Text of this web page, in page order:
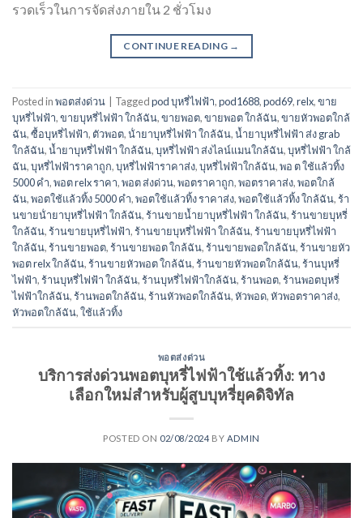
รวดเร็วในการจัดส่งภายใน 2 ชั่วโมง
CONTINUE READING →
Posted inพอตส่งด่วน Taggedpod บุหรี่ไฟฟ้า,pod1688,pod69,relx,ขาย
บุหรี่ไฟฟ้า,ขายบุหรี่ไฟฟ้า ใกล้ฉัน,ขายพอต,ขายพอต ใกล้ฉัน,ขายหัวพอตใกล้
ฉัน,ซื้อบุหรี่ไฟฟ้า, ตัวพอต,น้ํายาบุหรี่ไฟฟ้า ใกล้ฉัน,น้ำยาบุหรี่ไฟฟ้า ส่ง grab
ใกล้ฉัน,น้ำยาบุหรี่ไฟฟ้า ใกล้ฉัน,บุหรี่ไฟฟ้า ส่งไลน์แมนใกล้ฉัน,บุหรี่ไฟฟ้า ใกล้
ฉัน,บุหรี่ไฟฟ้าราคาถูก,บุหรี่ไฟฟ้าราคาส่ง,บุหรี่ไฟฟ้าใกล้ฉัน,พอ ต ใช้แล้วทิ้ง
5000 คํา,พอต relx ราคา,พอต ส่งด่วน,พอตราคาถูก,พอตราคาส่ง,พอตใกล้
ฉัน,พอตใช้แล้วทิ้ง 5000 คํา,พอตใช้แล้วทิ้ง ราคาส่ง,พอตใช้แล้วทิ้ง ใกล้ฉัน,ร้า
นขายน้ํายาบุหรี่ไฟฟ้า ใกล้ฉัน,ร้านขายน้ำยาบุหรี่ไฟฟ้า ใกล้ฉัน,ร้านขายบุหรี่
ใกล้ฉัน,ร้านขายบุหรี่ไฟฟ้า,ร้านขายบุหรี่ไฟฟ้า ใกล้ฉัน,ร้านขายบุหรี่ไฟฟ้า
ใกล้ฉัน,ร้านขายพอต,ร้านขายพอต ใกล้ฉัน,ร้านขายพอตใกล้ฉัน,ร้านขายหัว
พอต relx ใกล้ฉัน,ร้านขายหัวพอต ใกล้ฉัน,ร้านขายหัวพอตใกล้ฉัน,ร้านบุหรี่
ไฟฟ้า,ร้านบุหรี่ไฟฟ้า ใกล้ฉัน,ร้านบุหรี่ไฟฟ้าใกล้ฉัน,ร้านพอต,ร้านพอตบุหรี่
ไฟฟ้าใกล้ฉัน,ร้านพอตใกล้ฉัน,ร้านหัวพอตใกล้ฉัน,หัวพอด,หัวพอตราคาส่ง,
หัวพอตใกล้ฉัน,ใช้แล้วทิ้ง
พอตส่งด่วน
บริการส่งด่วนพอตบุหรี่ไฟฟ้าใช้แล้วทิ้ง: ทาง
เลือกใหม่สำหรับผู้สูบบุหรี่ยุคดิจิทัล
POSTED ON 02/08/2024 BY ADMIN